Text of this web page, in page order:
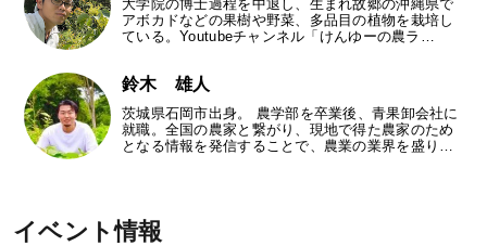
大学院の博士過程を中退し、生まれ故郷の沖縄県で
アボカドなどの果樹や野菜、多品目の植物を栽培し
ている。Youtubeチャンネル「けんゆーの農ラ…
鈴木 雄人
茨城県石岡市出身。 農学部を卒業後、青果卸会社に
就職。全国の農家と繋がり、現地で得た農家のため
となる情報を発信することで、農業の業界を盛り…
イベント情報